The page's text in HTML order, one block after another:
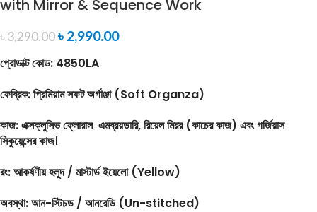
with Mirror & Sequence Work
৳3,290.00৳ 2,990.00
প্রোডাক্ট কোড: 4850LA
ফেব্রিক:প্রিমিয়াম সফট অর্গাঞ্জা (Soft Organza)
কাজ:এক্সক্লুসিভ ফ্লোরাল এমব্রয়ডারি, রিয়েল মিরর (কাচের কাজ) এবং গর্জিয়াস
সিকুয়েন্সের কাজ।
রং:আকর্ষণীয় হলুদ / মাস্টার্ড ইয়েলো (Yellow)
অবস্থা:আন-স্টিচড / আনরেডি (Un-stitched)